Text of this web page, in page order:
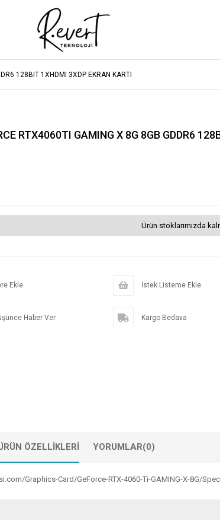
128BIT 1XHDMI 3XDP EKRAN KARTI
RTX4060TI GAMING X 8G 8GB GDDR6
Ürün stoklarımızda
Ekle İstek Listeme Ekle
Haber Ver Kargo Bedava
ÖZELLIKLERI YORUMLAR(0)
Graphics-Card/GeForce-RTX-4060-Ti-GAMING-X-8G/